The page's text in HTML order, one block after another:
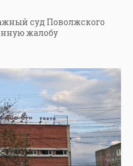
суд Поволжского
жалобу